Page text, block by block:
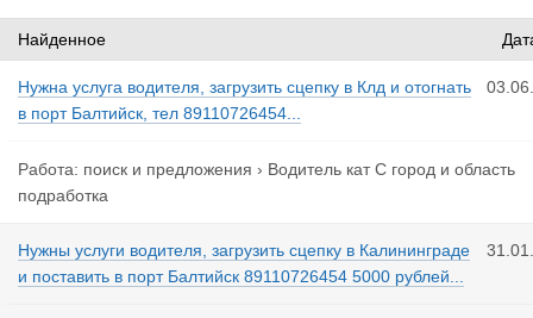
Найденное
Нужна услуга водителя, загрузить сцепку в Клд и отогнать
в порт Балтийск, тел 89110726454...
Работа: поиск и предложения › Водитель кат С город и область
подработка
Нужны услуги водителя, загрузить сцепку в Калининграде
и поставить в порт Балтийск 89110726454 5000 рублей...